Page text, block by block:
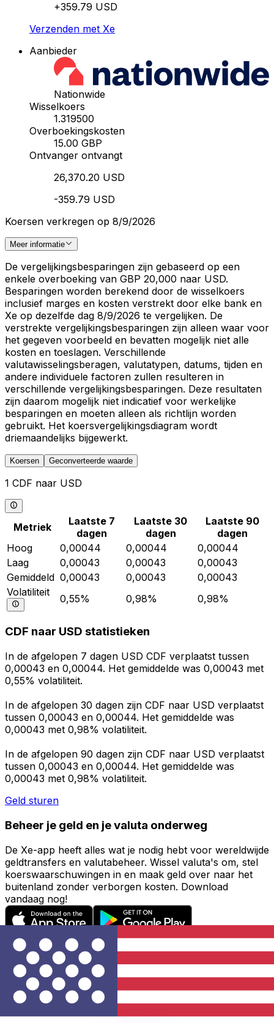
+359.79 USD
Verzenden met Xe
Aanbieder
Nationwide
Wisselkoers
1.319500
Overboekingskosten
15.00 GBP
Ontvanger ontvangt
26,370.20 USD
-359.79 USD
Koersen verkregen op 8/9/2026
Meer informatie
De vergelijkingsbesparingen zijn gebaseerd op een
enkele overboeking van GBP 20,000 naar USD.
Besparingen worden berekend door de wisselkoers
inclusief marges en kosten verstrekt door elke bank en
Xe op dezelfde dag 8/9/2026 te vergelijken. De
verstrekte vergelijkingsbesparingen zijn alleen waar voor
het gegeven voorbeeld en bevatten mogelijk niet alle
kosten en toeslagen. Verschillende
valutawisselingsberagen, valutatypen, datums, tijden en
andere individuele factoren zullen resulteren in
verschillende vergelijkingsbesparingen. Deze resultaten
zijn daarom mogelijk niet indicatief voor werkelijke
besparingen en moeten alleen als richtlijn worden
gebruikt. Het koersvergelijkingsdiagram wordt
driemaandelijks bijgewerkt.
Koersen Geconverteerde waarde
1 CDF naar USD
Metriek
Laatste 7
dagen
Laatste 30
dagen
Laatste 90
dagen
Hoog
0,00044 0,00044
0,00044
Laag
0,00043 0,00043
0,00043
Gemiddeld 0,00043 0,00043
0,00043
Volatiliteit
0,55% 0,98% 0,98%
CDF naar USD statistieken
In de afgelopen 7 dagen USD CDF verplaatst tussen
0,00043 en 0,00044. Het gemiddelde was 0,00043 met
0,55% volatiliteit.
In de afgelopen 30 dagen zijn CDF naar USD verplaatst
tussen 0,00043 en 0,00044. Het gemiddelde was
0,00043 met 0,98% volatiliteit.
In de afgelopen 90 dagen zijn CDF naar USD verplaatst
tussen 0,00043 en 0,00044. Het gemiddelde was
0,00043 met 0,98% volatiliteit.
Geld sturen
Beheer je geld en je valuta onderweg
De Xe-app heeft alles wat je nodig hebt voor wereldwijde
geldtransfers en valutabeheer. Wissel valuta's om, stel
koerswaarschuwingen in en maak geld over naar het
buitenland zonder verborgen kosten. Download
vandaag nog!